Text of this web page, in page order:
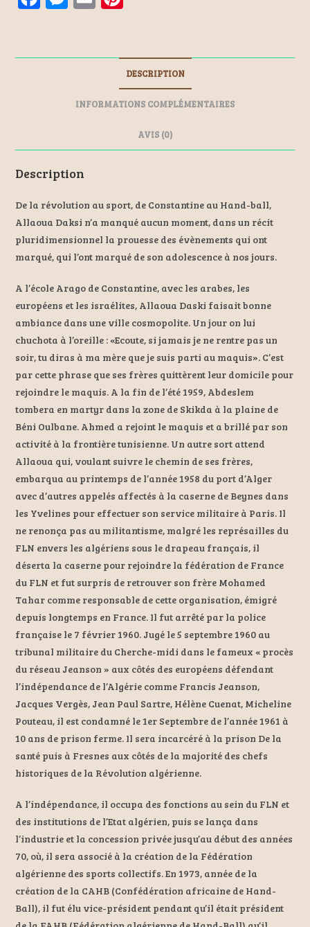
b n
r
l es
tDESCRIPTION
INFORMATIONS COMPLÉMENTAIRES
AVIS (0)
Description
De la révolution au sport, de Constantine au Hand-ball,
Allaoua Daksi n’a manqué aucun moment, dans un récit
pluridimensionnel la prouesse des évènements qui ont
marqué, qui l’ont marqué de son adolescence à nos jours.
A l’école Arago de Constantine, avec les arabes, les
européens et les israélites, Allaoua Daski faisait bonne
ambiance dans une ville cosmopolite. Un jour on lui
chuchota à l’oreille : «Ecoute, si jamais je ne rentre pas un
soir, tu diras à ma mère que je suis parti au maquis». C’est
par cette phrase que ses frères quittèrent leur domicile pour
rejoindre le maquis. A la fin de l’été 1959, Abdeslem
tombera en martyr dans la zone de Skikda à la plaine de
Béni Oulbane. Ahmed a rejoint le maquis et a brillé par son
activité à la frontière tunisienne. Un autre sort attend
Allaoua qui, voulant suivre le chemin de ses frères,
embarqua au printemps de l’année 1958 du port d’Alger
avec d’autres appelés affectés à la caserne de Beynes dans
les Yvelines pour effectuer son service militaire à Paris. Il
ne renonça pas au militantisme, malgré les représailles du
FLN envers les algériens sous le drapeau français, il
déserta la caserne pour rejoindre la fédération de France
du FLN et fut surpris de retrouver son frère Mohamed
Tahar comme responsable de cette organisation, émigré
depuis longtemps en France. Il fut arrêté par la police
française le 7 février 1960. Jugé le 5 septembre 1960 au
tribunal militaire du Cherche-midi dans le fameux « procès
du réseau Jeanson » aux côtés des européens défendant
l’indépendance de l’Algérie comme Francis Jeanson,
Jacques Vergès, Jean Paul Sartre, Hélène Cuenat, Micheline
Pouteau, il est condamné le 1er Septembre de l’année 1961 à
10 ans de prison ferme. Il sera incarcéré à la prison De la
santé puis à Fresnes aux côtés de la majorité des chefs
historiques de la Révolution algérienne.
A l’indépendance, il occupa des fonctions au sein du FLN et
des institutions de l’Etat algérien, puis se lança dans
l’industrie et la concession privée jusqu’au début des années
70, où, il sera associé à la création de la Fédération
algérienne des sports collectifs. En 1973, année de la
création de la CAHB (Confédération africaine de Hand-
Ball), il fut élu vice-président pendant qu’il était président